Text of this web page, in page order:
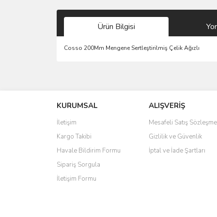
Ürün Bilgisi
Cosso 200Mm Mengene Sertleştirilmiş Çelik Ağızlı
Ürün resmi kalitesiz, bozuk veya görüntülenemiyor.
Ürün açıklamasında eksik bilgiler bulunuyor.
Ürün bilgilerinde hatalar bulunuyor.
Ürün fiyatı diğer sitelerden daha pahalı.
Bu ürüne benzer farklı alternatifler olmalı.
KURUMSAL
İletişim
Kargo Takibi
Havale Bildirim Formu
Sipariş Sorgula
İletişim Formu
ALIŞVERİŞ
Mesafeli Satış
Gizlilik ve Güvenlik
İptal ve İade Şartları